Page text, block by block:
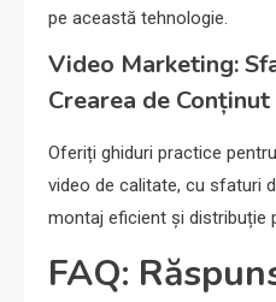
pe această tehnologie.
Video Marketing:
Crearea de
Oferiți ghiduri practice
video de calitate, cu sfaturi
montaj eficient și distribuție
FAQ: